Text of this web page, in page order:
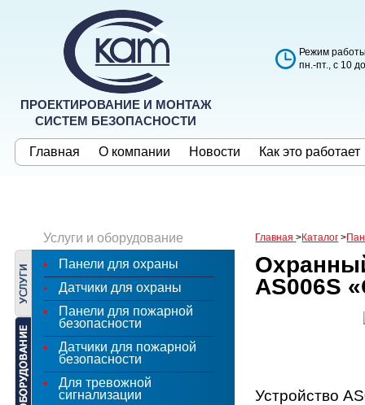
ПРОЕКТИРОВАНИЕ И МОНТАЖ
СИСТЕМ БЕЗОПАСНОСТИ
Режим
пн.-пт., с 10
Главная О компании Новости Как это работает
Услуги и оборудование
Панели для охраны
Датчики для охраны
Панели для пожарной
безопасности
Датчики для пожарной
безопасности
Для тревожной
сигнализации
Главная >Каталог >
AS006S
Устройство